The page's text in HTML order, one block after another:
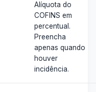
Alíquota do
COFINS em
percentual.
Preencha
apenas quando
houver
incidência.